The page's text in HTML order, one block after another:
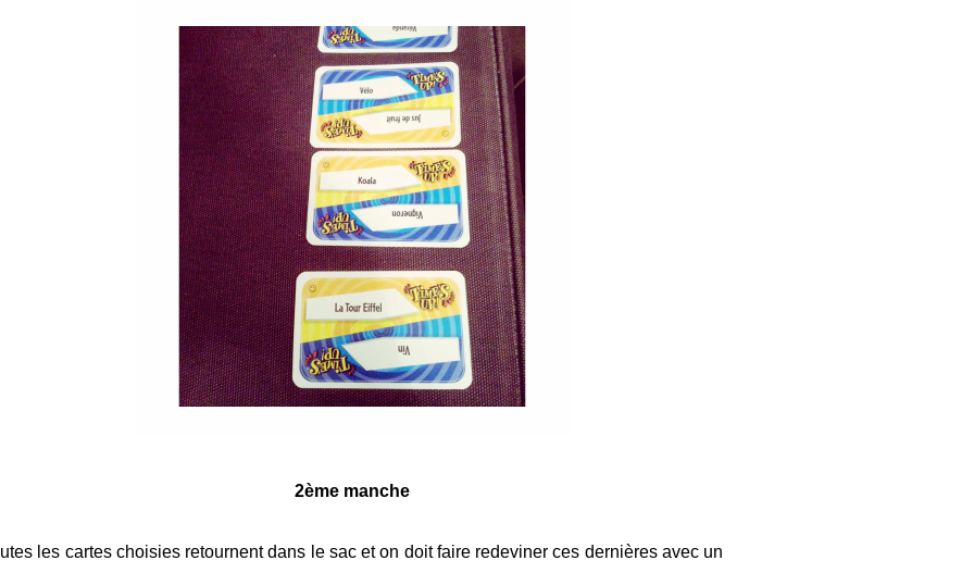
2ème manche
les cartes choisies retournent dans le sac et on doit faire redeviner ces dernières avec un